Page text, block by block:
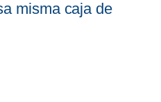
misma caja de